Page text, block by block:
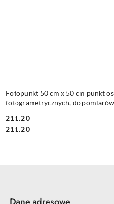
Fotopunkt 50 cm x 50 cm punkt
fotogrametrycznych, do
Cena:
211.20
Cena:
211.20